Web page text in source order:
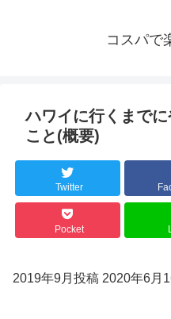
コスパで
ハワイに行くまで
こと(概要)
Twitter
Pocket
2019年9月投稿 2020年6月